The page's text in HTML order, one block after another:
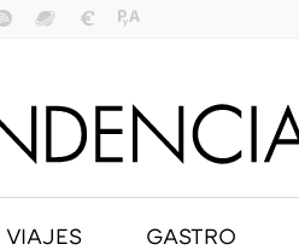
VIAJES GASTRO